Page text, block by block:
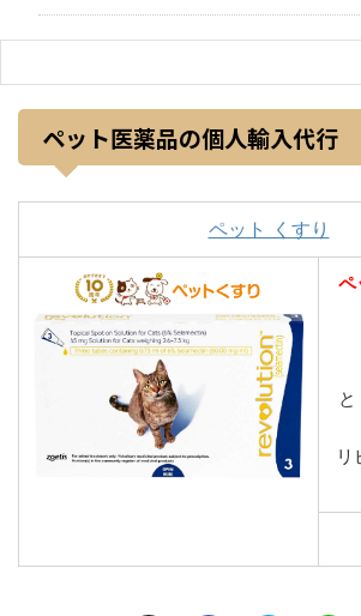
ペット医薬品の個人輸入代行
ペット くすり
ペ
リ